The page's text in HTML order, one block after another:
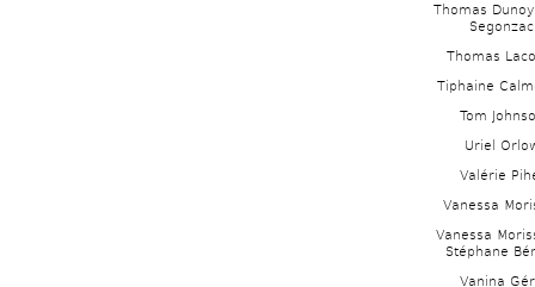
Thomas
Segonzac
Thomas
Tiphaine
Tom
Uriel
Valérie
Vanessa
Vanessa
Stéphane
Vanina